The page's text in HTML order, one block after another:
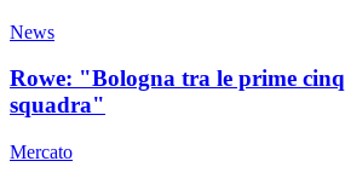
News
Rowe: "Bologna tra le prime
squadra"
Mercato